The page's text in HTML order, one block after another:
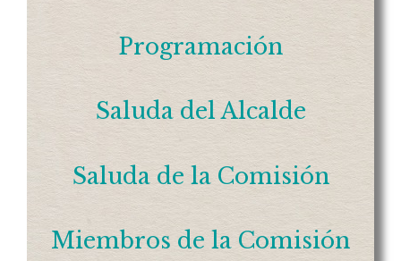
Programación
Saluda del Alcalde
Saluda de la Comisión
Miembros de la Comisión